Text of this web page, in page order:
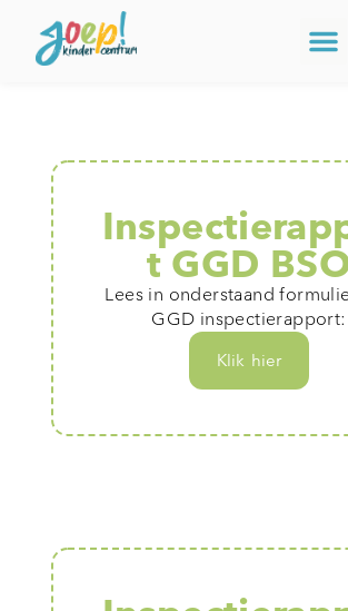
t GGD
Lees in onderstaand
GGD inspectierapport:
Klik hier